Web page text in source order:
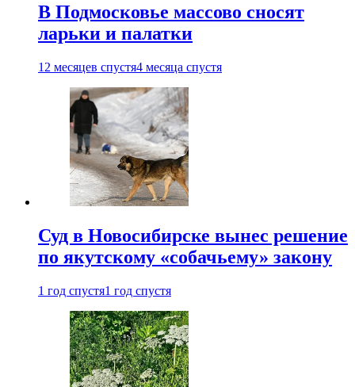
В Подмосковье массово сносят
ларьки и палатки
12 месяцев спустя4 месяца спустя
Суд в Новосибирске вынес решение
по якутскому «собачьему» закону
1 год спустя1 год спустя